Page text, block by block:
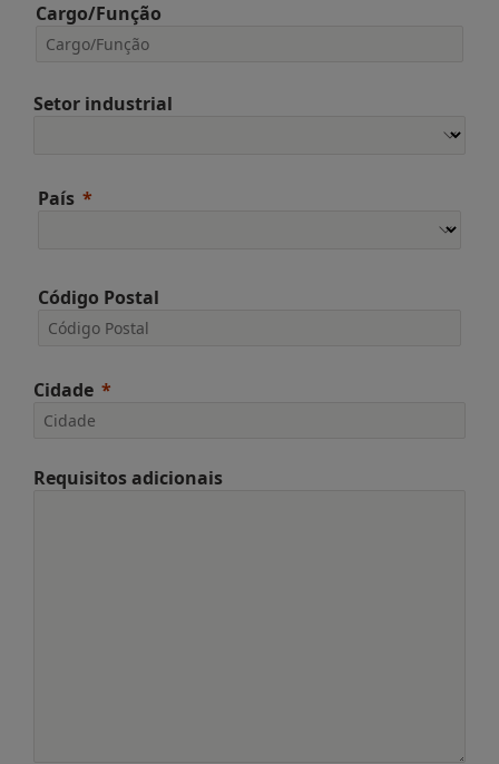
Cargo/Função
Setor industrial
País
Código Postal
Cidade
Requisitos adicionais